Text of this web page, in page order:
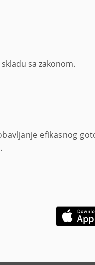
sa zakonom.
efikasnog